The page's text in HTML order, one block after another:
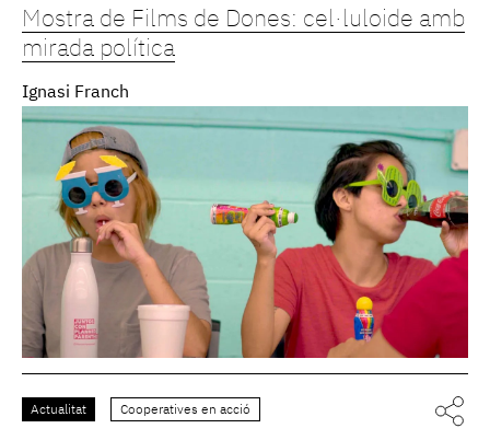
Mostra de Films de Dones: cel·luloide amb
mirada política
Ignasi Franch
Actualitat Cooperatives en acció